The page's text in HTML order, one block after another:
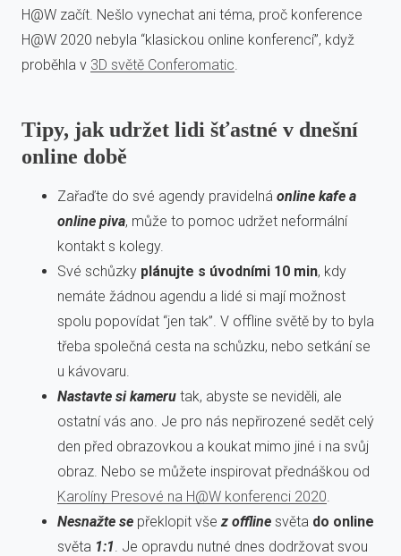
H@W začít. Nešlo vynechat ani téma, proč konference
H@W 2020 nebyla “klasickou online konferencí”, když
proběhla v 3D světě Conferomatic.
Tipy, jak udržet lidi šťastné v dnešní
online době
Zařaďte do své agendy pravidelná online kafe a
online piva, může to pomoc udržet neformální
kontakt s kolegy.
Své schůzky plánujte s úvodními 10 min, kdy
nemáte žádnou agendu a lidé si mají možnost
spolu popovídat “jen tak”. V offline světě by to byla
třeba společná cesta na schůzku, nebo setkání se
u kávovaru.
Nastavte si kameru tak, abyste se neviděli, ale
ostatní vás ano. Je pro nás nepřirozené sedět celý
den před obrazovkou a koukat mimo jiné i na svůj
obraz. Nebo se můžete inspirovat přednáškou od
Karolíny Presové na H@W konferenci 2020
Nesnažte se překlopit vše z offline světa do online
světa 1:1 . Je opravdu nutné dnes dodržovat svou